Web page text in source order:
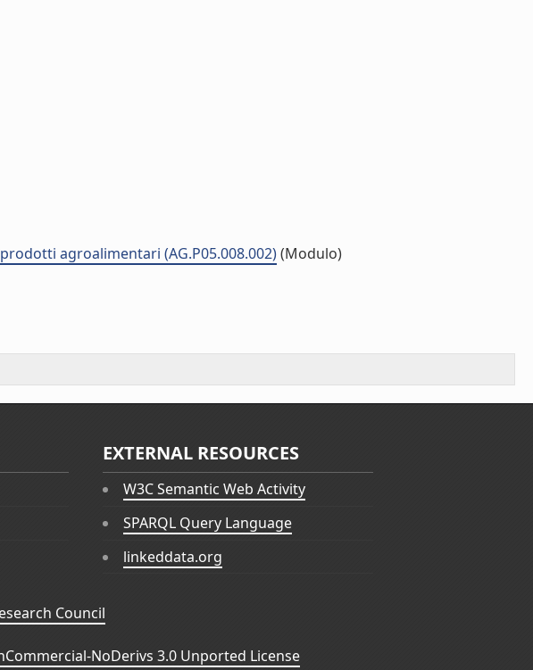
agroalimentari (AG.P05.008.002)(Modulo)
EXTERNAL RESOURCES
W3C Semantic Web Activity
SPARQL Query Language
linkeddata.org
Council
NoDerivs 3.0 Unported License